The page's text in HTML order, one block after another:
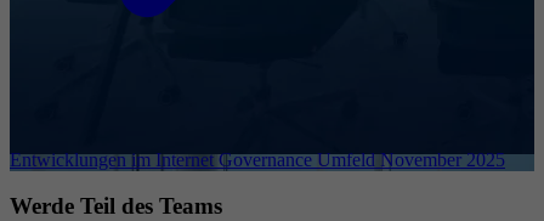
Entwicklungen im Internet Governance Umfeld November 2025
Werde Teil des Teams